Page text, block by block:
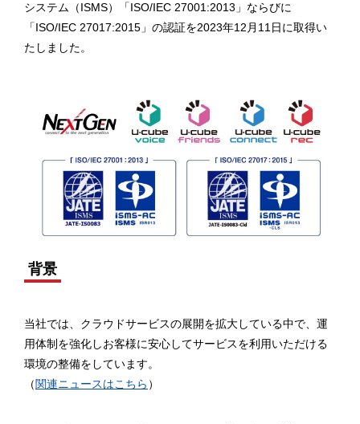
システム（ISMS）「ISO/IEC 27001:2013」ならびに
「ISO/IEC 27017:2015」の認証を2023年12月11日に取得い
たしました。
背景
当社では、クラウドサービスの展開を拡大している中で、運
用体制を強化しお客様に安心してサービスを利用いただける
環境の整備をしています。
（関連ニュースはこちら ）